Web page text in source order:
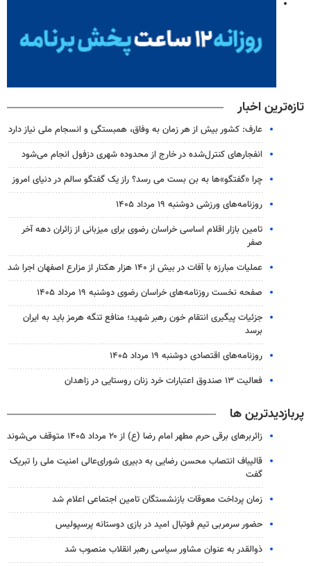
تازه‌ترین اخبار
عارف: کشور بیش از هر زمان به وفاق، همبستگی و انسجام ملی نیاز دارد
انفجارهای کنترل‌شده در خارج از محدوده شهری دزفول انجام می‌شود
چرا «گفتگو»ها به بن بست می رسد؟ راز یک گفتگو سالم در دنیای امروز
روزنامه‌های ورزشی دوشنبه ۱۹ مرداد ۱۴۰۵
تامین بازار اقلام اساسی خراسان رضوی برای میزبانی از زائران دهه آخر
صفر
عملیات مبارزه با آفات در بیش از ۱۴۰ هزار هکتار از مزارع اصفهان اجرا شد
صفحه نخست روزنامه‌های خراسان رضوی دوشنبه ۱۹ مرداد ۱۴۰۵
جزئیات پیگیری انتقام خون رهبر شهید؛ منافع تنگه هرمز باید به ایران
برسد
روزنامه‌های اقتصادی دوشنبه ۱۹ مرداد ۱۴۰۵
فعالیت ۱۳ صندوق اعتبارات خرد زنان روستایی در زاهدان
پربازدیدترین ها
زائربرهای برقی حرم مطهر امام رضا (ع) از ۲۰ مرداد ۱۴۰۵ متوقف می‌شوند
قالیباف انتصاب محسن رضایی به دبیری شورای‌عالی امنیت ملی را تبریک
گفت
زمان پرداخت معوقات بازنشستگان تامین اجتماعی اعلام شد
حضور سرمربی تیم فوتبال امید در بازی دوستانه پرسپولیس
ذوالقدر به عنوان مشاور سیاسی رهبر انقلاب منصوب شد